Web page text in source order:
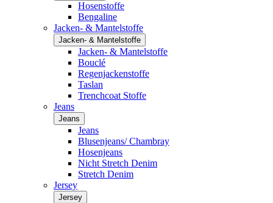
Hosenstoffe
Bengaline
Jacken- & Mantelstoffe
Jacken- & Mantelstoffe
Jacken- & Mantelstoffe
Bouclé
Regenjackenstoffe
Taslan
Trenchcoat Stoffe
Jeans
Jeans
Jeans
Blusenjeans/ Chambray
Hosenjeans
Nicht Stretch Denim
Stretch Denim
Jersey
Jersey